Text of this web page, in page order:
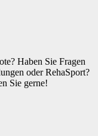
Haben Sie Fragen
oder RehaSport?
Sie gerne!